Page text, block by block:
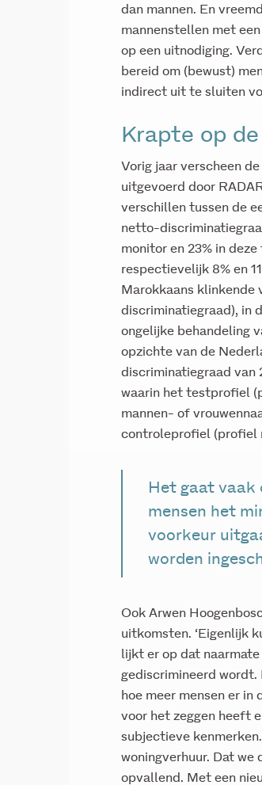
dan mannen. En
mannenstellen met
op een uitnodiging.
bereid om (bewust)
indirect uit te sluiten
Krapte op
Vorig jaar verscheen de
uitgevoerd door
verschillen tussen de
netto-
monitor en 23% in
respectievelijk 8% en
Marokkaans klinkende
discriminatiegraad), in
ongelijke behandeling
opzichte van de
discriminatiegraad van
waarin het testprofiel
mannen- of
controleprofiel (profiel
Het gaat vaak
mensen het
voorkeur
worden
Ook Arwen
uitkomsten. ‘Eigenlijk
lijkt er op dat
gediscrimineerd wordt.
hoe meer mensen er in
voor het zeggen heeft
subjectieve
woningverhuur. Dat we
opvallend. Met een